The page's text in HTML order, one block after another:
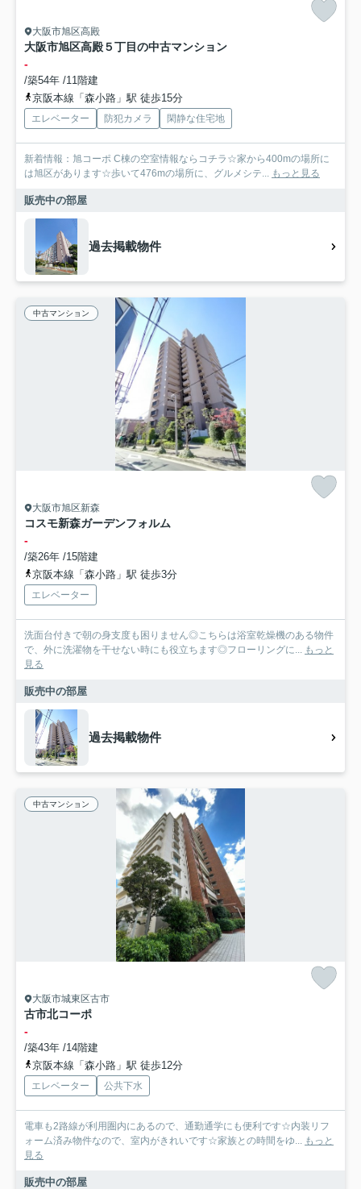
大阪市旭区高殿
大阪市旭区高殿５丁目の中古マンション
-
/築54年 /11階建
京阪本線「森小路」駅 徒歩15分
エレベーター 防犯カメラ 閑静な住宅地
新着情報：旭コーポ C棟の空室情報ならコチラ☆家から400mの場所に
は旭区があります☆歩いて476mの場所に、グルメシテ...
もっと見る
販売中の部屋
過去掲載物件
中古マンション
大阪市旭区新森
コスモ新森ガーデンフォルム
-
/築26年 /15階建
京阪本線「森小路」駅 徒歩3分
エレベーター
洗面台付きで朝の身支度も困りません◎こちらは浴室乾燥機のある物件
で、外に洗濯物を干せない時にも役立ちます◎フローリングに...
もっと
見る
販売中の部屋
過去掲載物件
中古マンション
大阪市城東区古市
古市北コーポ
-
/築43年 /14階建
京阪本線「森小路」駅 徒歩12分
エレベーター 公共下水
電車も2路線が利用圏内にあるので、通勤通学にも便利です☆内装リフ
ォーム済み物件なので、室内がきれいです☆家族との時間をゆ...
もっと
見る
販売中の部屋